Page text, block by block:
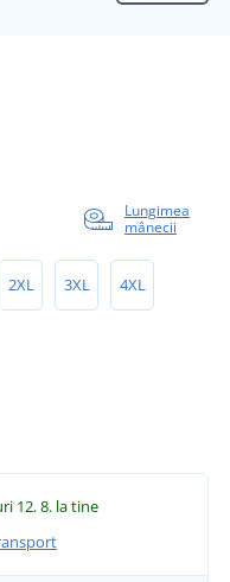
Lungimea
mânecii
2XL 3XL 4XL
12. 8. la tine